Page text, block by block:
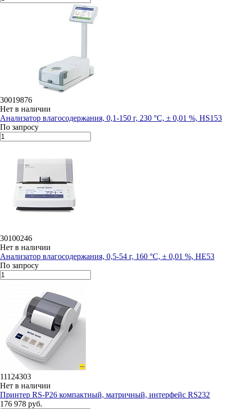
30019876
Нет в наличии
Анализатор влагосодержания, 0,1-150 г, 230 °С, ± 0,01 %, HS153
По запросу
30100246
Нет в наличии
Анализатор влагосодержания, 0,5-54 г, 160 °С, ± 0,01 %, HE53
По запросу
11124303
Нет в наличии
Принтер RS-P26 компактный, матричный, интерфейс RS232
176 978 руб.